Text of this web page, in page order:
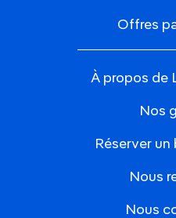
Offres
À propos de
Nos
Réserver
Nous
Nous